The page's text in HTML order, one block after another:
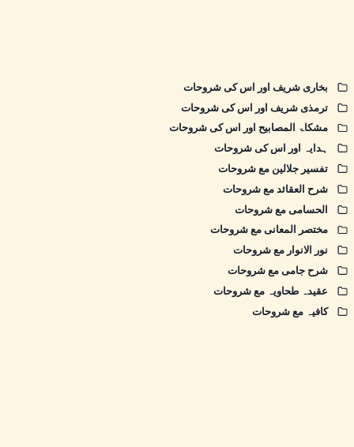
بخاری شریف اور اس کی شروحات
ترمذی شریف اور اس کی شروحات
مشکاۃ المصابیح اور اس کی شروحات
ہدایہ اور اس کی شروحات
تفسیر جلالین مع شروحات
شرح العقائد مع شروحات
الحسامی مع شروحات
مختصر المعانی مع شروحات
نور الانوار مع شروحات
شرح جامی مع شروحات
عقیدہ طحاویہ مع شروحات
کافیہ مع شروحات